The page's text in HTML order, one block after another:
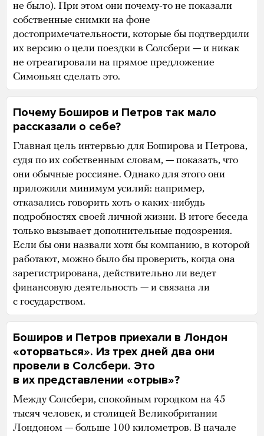
не было). При этом они почему-то не показали
собственные снимки на фоне
достопримечательности, которые бы подтвердили
их версию о цели поездки в Солсбери — и никак
не отреагировали на прямое предложение
Симоньян сделать это.
Почему Боширов и Петров так мало
рассказали о себе?
Главная цель интервью для Боширова и Петрова,
судя по их собственным словам, — показать, что
они обычные россияне. Однако для этого они
приложили минимум усилий: например,
отказались говорить хоть о каких-нибудь
подробностях своей личной жизни. В итоге беседа
только вызывает дополнительные подозрения.
Если бы они назвали хотя бы компанию, в которой
работают, можно было бы проверить, когда она
зарегистрирована, действительно ли ведет
финансовую деятельность — и связана ли
с государством.
Боширов и Петров приехали в Лондон
«оторваться». Из трех дней два они
провели в Солсбери. Это
в их представлении «отрыв»?
Между Солсбери, спокойным городком на 45
тысяч человек, и столицей Великобритании
Лондоном — больше 100 километров. В начале